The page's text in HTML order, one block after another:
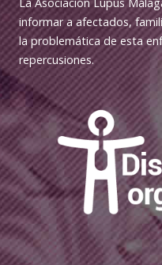
informar a afectados,
la problemática de esta
repercusiones.